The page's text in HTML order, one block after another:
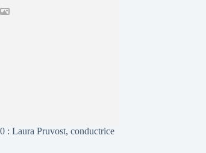
: Laura Pruvost, conductrice